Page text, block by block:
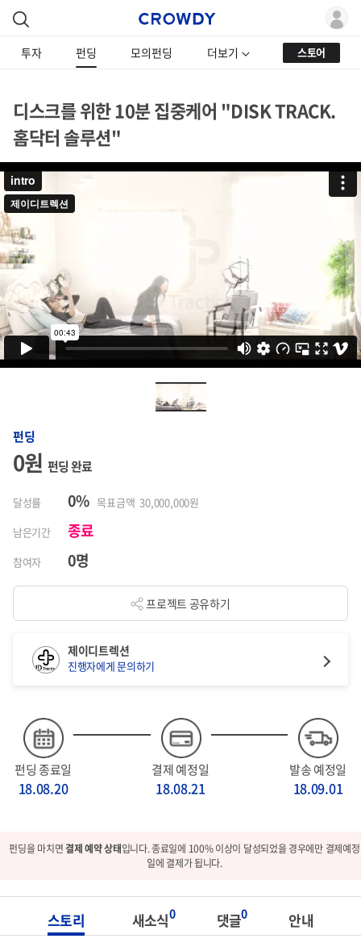
투자 펀딩 모의펀딩 더보기 스토어
디스크를 위한 10분 집중케어 "DISK TRACK.
홈닥터 솔루션"
펀딩
0원 펀딩 완료
달성률 0% 목표금액 30,000,000원
남은기간
종료
참여자 0명
프로젝트 공유하기
펀딩 종료일
18.08.20
결제 예정일
18.08.21
발송 예정일
18.09.01
제이디트렉션
진행자에게 문의하기
펀딩을 마치면결제 예약 상태입니다. 종료일에 100% 이상이 달성되었을 경우에만 결제예정
일에 결제가 됩니다.
스토리 새소식0 댓글0 안내